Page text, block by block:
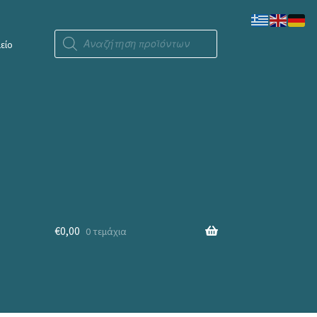
Products
search
€0,00 0 τεμάχια